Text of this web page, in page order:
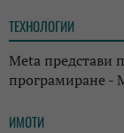
ТЕХНОЛОГИИ
Meta представи
програмиране -
ИМОТИ